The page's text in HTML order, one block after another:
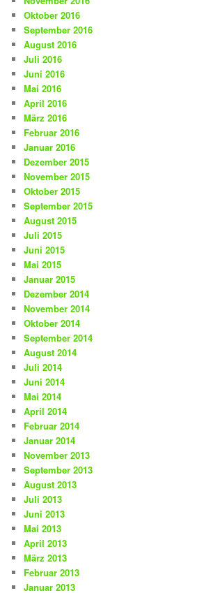
Oktober 2016
September 2016
August 2016
Juli 2016
Juni 2016
Mai 2016
April 2016
März 2016
Februar 2016
Januar 2016
Dezember 2015
November 2015
Oktober 2015
September 2015
August 2015
Juli 2015
Juni 2015
Mai 2015
Januar 2015
Dezember 2014
November 2014
Oktober 2014
September 2014
August 2014
Juli 2014
Juni 2014
Mai 2014
April 2014
Februar 2014
Januar 2014
November 2013
September 2013
August 2013
Juli 2013
Juni 2013
Mai 2013
April 2013
März 2013
Februar 2013
Januar 2013